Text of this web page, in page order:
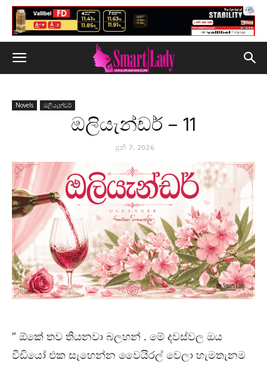
Novels ඔලියැන්ඩර්
ඔලියැන්ඩර් – 11
ජූනි 7, 2026
” ඕකේ තව තියනවා බලහන් . මේ දවස්වල ඔය
වීඩියෝ එක සෑහෙන්න වෛයිරල් වෙලා හැමතැනම